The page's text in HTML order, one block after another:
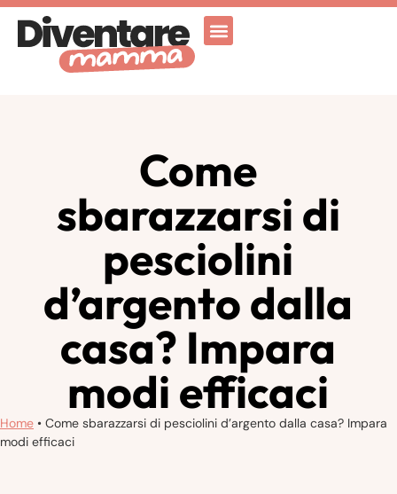
Come
sbarazzarsi di
pesciolini
d’argento dalla
casa? Impara
modi efficaci
Home • Come sbarazzarsi di pesciolini d’argento dalla casa? Impara
modi efficaci